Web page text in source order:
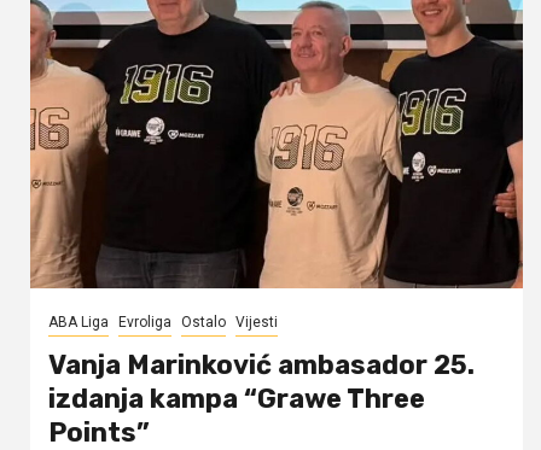
ABA Liga Evroliga Ostalo Vijesti
Vanja Marinković ambasador 25.
izdanja kampa “Grawe Three
Points”